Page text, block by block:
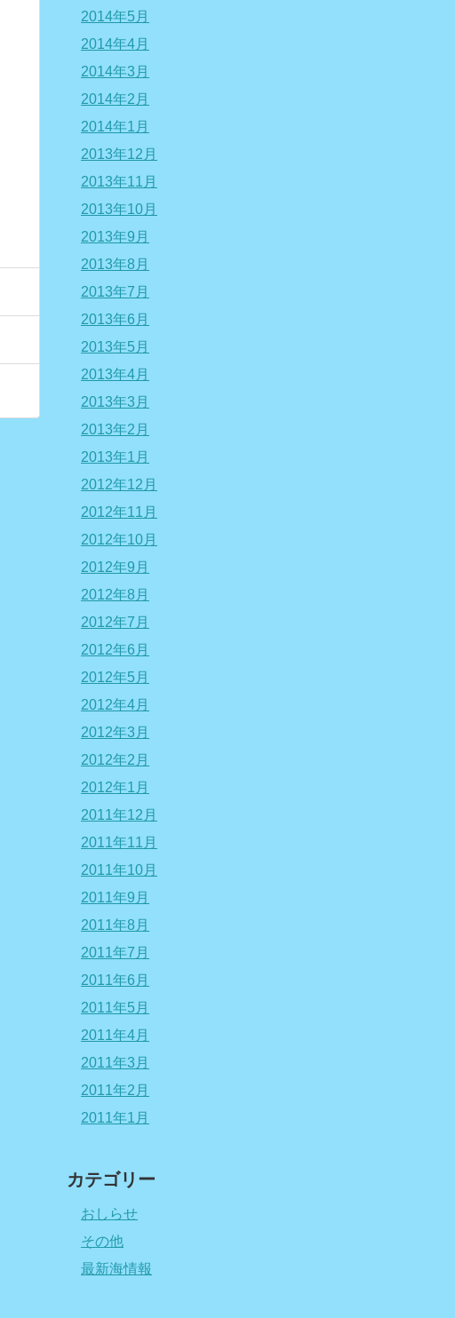
2014年5月
2014年4月
2014年3月
2014年2月
2014年1月
2013年12月
2013年11月
2013年10月
2013年9月
2013年8月
2013年7月
2013年6月
2013年5月
2013年4月
2013年3月
2013年2月
2013年1月
2012年12月
2012年11月
2012年10月
2012年9月
2012年8月
2012年7月
2012年6月
2012年5月
2012年4月
2012年3月
2012年2月
2012年1月
2011年12月
2011年11月
2011年10月
2011年9月
2011年8月
2011年7月
2011年6月
2011年5月
2011年4月
2011年3月
2011年2月
2011年1月
カテゴリー
おしらせ
その他
最新海情報